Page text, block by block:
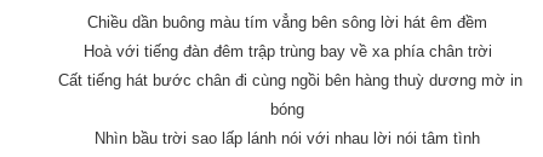
Chiều dần buông màu tím vẳng bên sông lời hát êm đềm
Hoà với tiếng đàn đêm trập trùng bay về xa phía chân trời
Cất tiếng hát bước chân đi cùng ngồi bên hàng thuỳ dương mờ in
bóng
Nhìn bầu trời sao lấp lánh nói với nhau lời nói tâm tình